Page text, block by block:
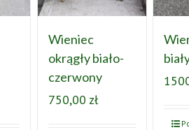
Wieniec
okrągły biało-
czerwony
750,00 zł